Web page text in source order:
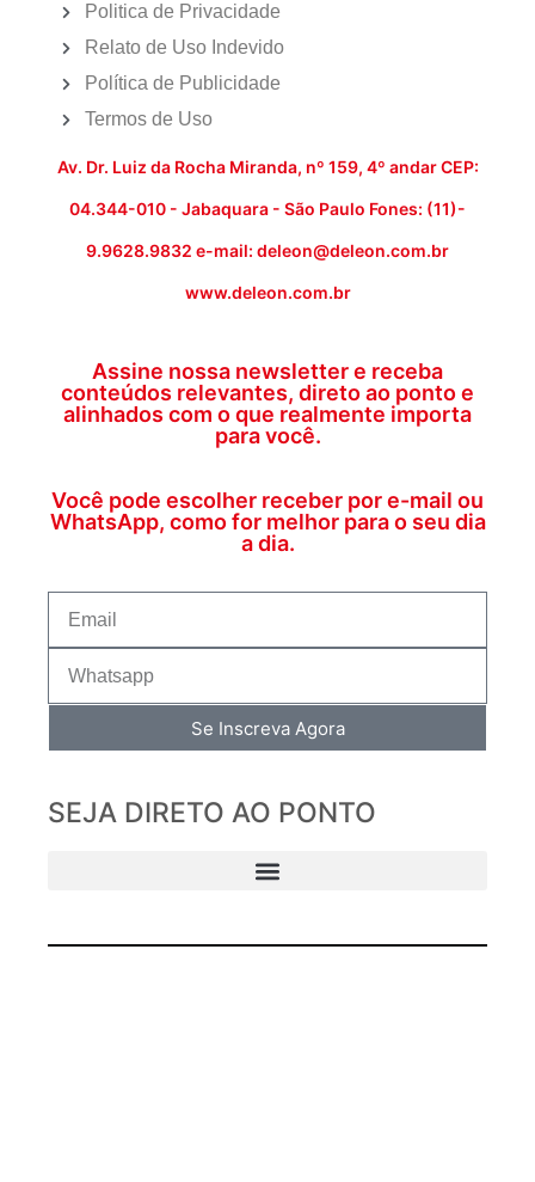
Politica de Privacidade
Relato de Uso Indevido
Política de Publicidade
Termos de Uso
Av. Dr. Luiz da Rocha Miranda, nº 159, 4º andar CEP:
04.344-010 - Jabaquara - São Paulo Fones: (11)-
9.9628.9832 e-mail: deleon@deleon.com.br
www.deleon.com.br
Assine nossa newsletter e receba
conteúdos relevantes, direto ao ponto e
alinhados com o que realmente importa
para você.
Você pode escolher receber por e-mail ou
WhatsApp, como for melhor para o seu dia
a dia.
Se Inscreva Agora
SEJA DIRETO AO PONTO